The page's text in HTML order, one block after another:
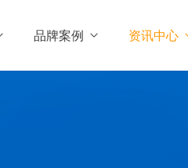
品牌案例 资讯中心